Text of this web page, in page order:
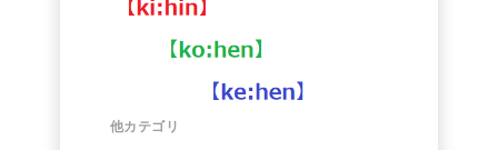
他カテゴリ